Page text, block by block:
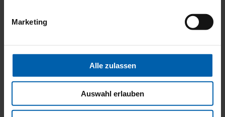
Marketing
Alle zulassen
Auswahl erlauben